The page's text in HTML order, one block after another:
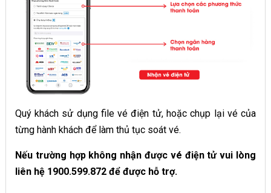
Quý khách sử dụng file vé điện tử, hoặc chụp lại vé của
từng hành khách để làm thủ tục soát vé.
Nếu trường hợp không nhận được vé điện tử vui lòng
liên hệ 1900.599.872 để được hỗ trợ.